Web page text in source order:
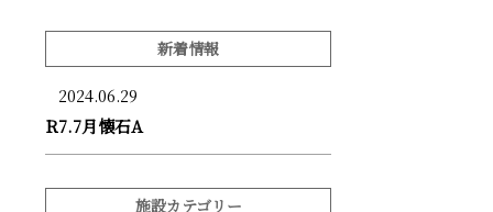
新着情報
2024.06.29
R7.7月懐石A
施設カテゴリー